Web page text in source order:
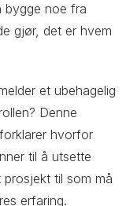
bygge noe fra
gjør, det er hvem
et ubehagelig
Denne
hvorfor
til å utsette
til som må
erfaring.